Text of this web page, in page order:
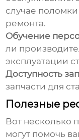
случае
ремонта.
Обучение
ли
эксплуатации
Доступность
запчасти для
Полезные
Вот несколько
могут помочь